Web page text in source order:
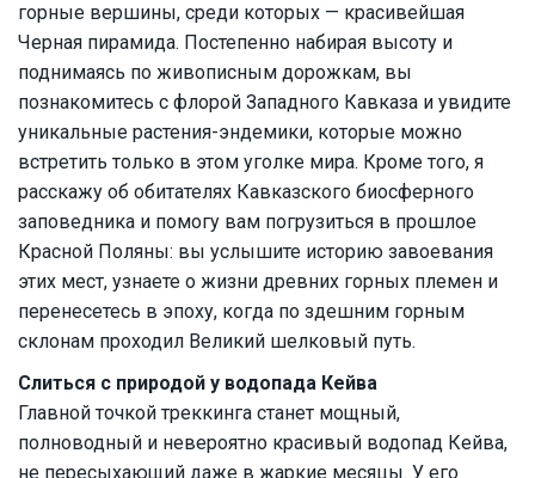
горные вершины, среди которых — красивейшая
Черная пирамида. Постепенно набирая высоту и
поднимаясь по живописным дорожкам, вы
познакомитесь с флорой Западного Кавказа и увидите
уникальные растения-эндемики, которые можно
встретить только в этом уголке мира. Кроме того, я
расскажу об обитателях Кавказского биосферного
заповедника и помогу вам погрузиться в прошлое
Красной Поляны: вы услышите историю завоевания
этих мест, узнаете о жизни древних горных племен и
перенесетесь в эпоху, когда по здешним горным
склонам проходил Великий шелковый путь.
Слиться с природой у водопада Кейва
Главной точкой треккинга станет мощный,
полноводный и невероятно красивый водопад Кейва,
не пересыхающий даже в жаркие месяцы. У его